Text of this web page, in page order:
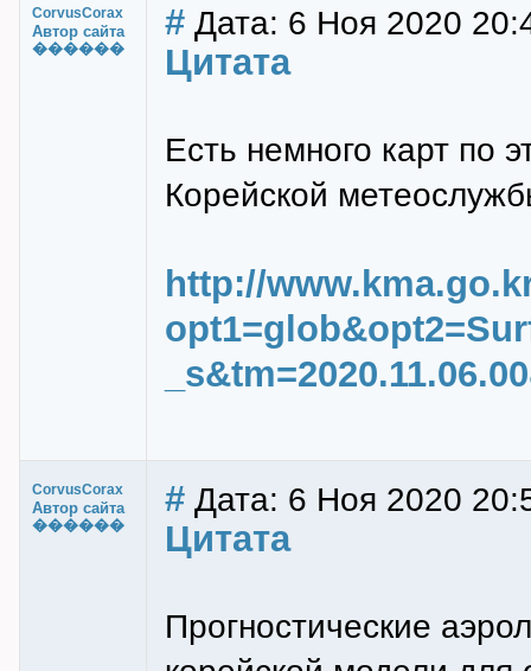
CorvusCorax
Автор сайта
������
# Дата: 6 Ноя 2020
Цитата
Есть немного карт по
Корейской
http://
CorvusCorax
Автор сайта
������
# Дата: 6 Ноя 2020
Цитата
Прогностические